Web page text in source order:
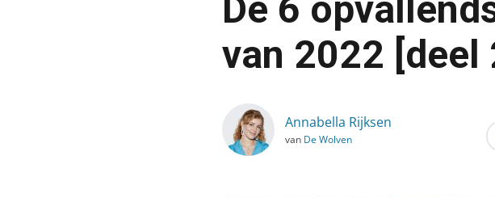
›
De 6
van 2022 [deel
Annabella Rijksen
van De Wolven